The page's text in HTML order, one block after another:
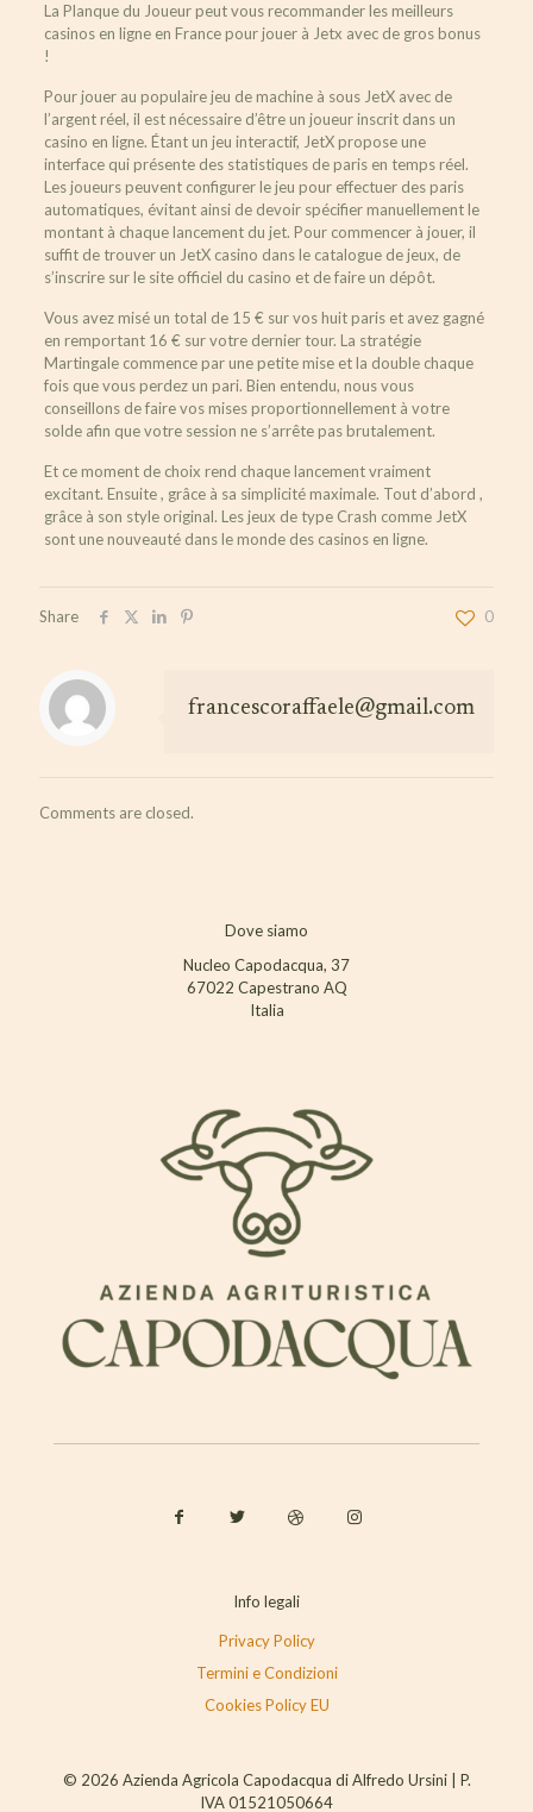
La Planque du Joueur peut vous recommander les meilleurs
casinos en ligne en France pour jouer à Jetx avec de gros bonus
!
Pour jouer au populaire jeu de machine à sous JetX avec de
l’argent réel, il est nécessaire d’être un joueur inscrit dans un
casino en ligne. Étant un jeu interactif, JetX propose une
interface qui présente des statistiques de paris en temps réel.
Les joueurs peuvent configurer le jeu pour effectuer des paris
automatiques, évitant ainsi de devoir spécifier manuellement le
montant à chaque lancement du jet. Pour commencer à jouer, il
suffit de trouver un JetX casino dans le catalogue de jeux, de
s’inscrire sur le site officiel du casino et de faire un dépôt.
Vous avez misé un total de 15 € sur vos huit paris et avez gagné
en remportant 16 € sur votre dernier tour. La stratégie
Martingale commence par une petite mise et la double chaque
fois que vous perdez un pari. Bien entendu, nous vous
conseillons de faire vos mises proportionnellement à votre
solde afin que votre session ne s’arrête pas brutalement.
Et ce moment de choix rend chaque lancement vraiment
excitant. Ensuite , grâce à sa simplicité maximale. Tout d’abord ,
grâce à son style original. Les jeux de type Crash comme JetX
sont une nouveauté dans le monde des casinos en ligne.
Share 0
francescoraffaele@gmail.com
Comments are closed.
Dove siamo
Nucleo Capodacqua, 37
67022 Capestrano AQ
Italia
Info legali
Privacy Policy
Termini e Condizioni
Cookies Policy EU
© 2026 Azienda Agricola Capodacqua di Alfredo Ursini | P.
IVA 01521050664